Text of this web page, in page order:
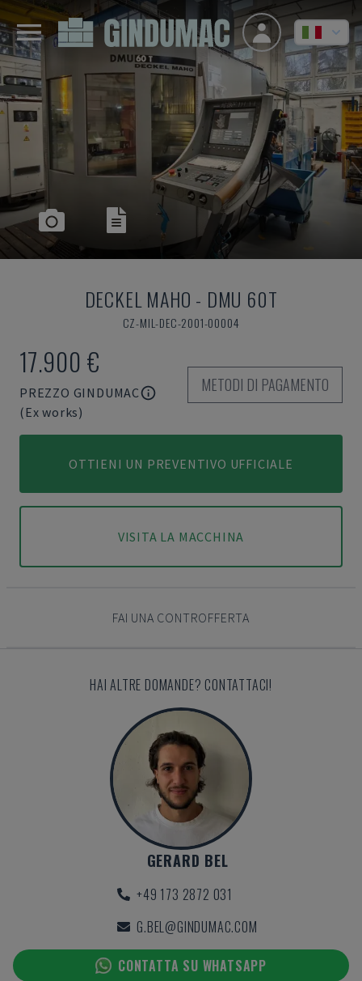
DECKEL MAHO - DMU 60T
CZ-MIL-DEC-2001-00004
17.900 €
PREZZO GINDUMAC
(Ex works)
METODI DI PAGAMENTO
OTTIENI UN PREVENTIVO UFFICIALE
VISITA LA MACCHINA
FAI UNA CONTROFFERTA
HAI ALTRE DOMANDE? CONTATTACI!
GERARD BEL
+49 173 2872 031
G.BEL@GINDUMAC.COM
CONTATTA SU WHATSAPP